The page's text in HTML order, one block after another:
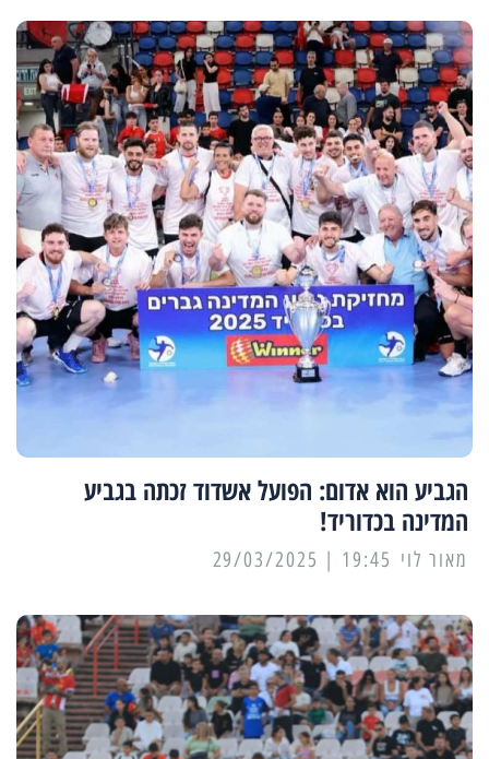
הגביע הוא אדום: הפועל אשדוד זכתה בגביע
המדינה בכדוריד!
מאור לוי 19:45 | 29/03/2025